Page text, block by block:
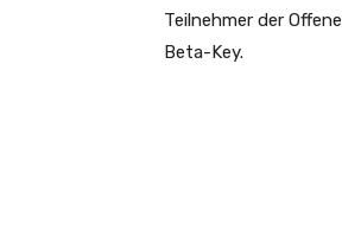
Teilnehmer der
Beta-Key.